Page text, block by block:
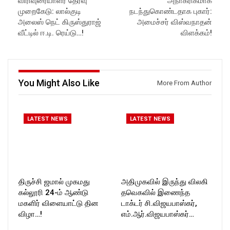
Subscribe:
https://www.youtube.com/@r
ockforttimes
Like us on:
https://www.instagram.com/ro
ckforttimes/
Follow us on:
https://www.facebook.com/R
ockforttimes
Follow us on:
https://www.instagram.com/ro
முறைகேடு: லால்குடி
அலைஸ் நெட் கிருஸ்துராஜ்
வீட்டில் ஈ.டி. ரெய்டு…!
நடந்துகொண்டதாக புகார்:
அமைச்சர் விஸ்வநாதன்
விளக்கம்!
You Might Also Like More From Author
LATEST NEWS
திருச்சி ஜமால் முகமது
கல்லூரி 24-ம் ஆண்டு
மகளிர் விளையாட்டு தின
விழா…!
LATEST NEWS
அதிமுகவில் இருந்து விலகி
தவெகவில் இணைந்த
டாக்டர் சி.விஜயபாஸ்கர்,
எம்.ஆர்.விஜயபாஸ்கர்…